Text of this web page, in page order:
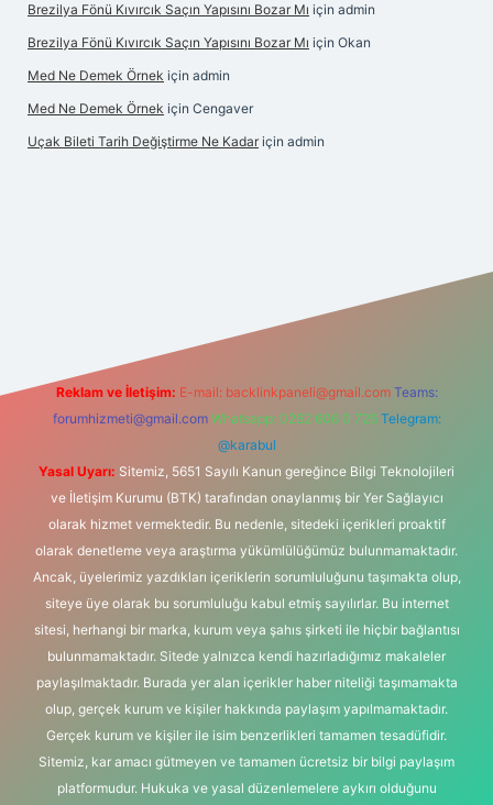
Brezilya Fönü Kıvırcık Saçın Yapısını Bozar Mı için admin
Brezilya Fönü Kıvırcık Saçın Yapısını Bozar Mı için Okan
Med Ne Demek Örnek için admin
Med Ne Demek Örnek için Cengaver
Uçak Bileti Tarih Değiştirme Ne Kadar için admin
Reklam ve İletişim: E-mail: backlinkpaneli@gmail.com Teams:
forumhizmeti@gmail.com Whatsapp: 0262 606 0 726 Telegram:
@karabul
Yasal Uyarı: Sitemiz, 5651 Sayılı Kanun gereğince Bilgi Teknolojileri
ve İletişim Kurumu (BTK) tarafından onaylanmış bir Yer Sağlayıcı
olarak hizmet vermektedir. Bu nedenle, sitedeki içerikleri proaktif
olarak denetleme veya araştırma yükümlülüğümüz bulunmamaktadır.
Ancak, üyelerimiz yazdıkları içeriklerin sorumluluğunu taşımakta olup,
siteye üye olarak bu sorumluluğu kabul etmiş sayılırlar. Bu internet
sitesi, herhangi bir marka, kurum veya şahıs şirketi ile hiçbir bağlantısı
bulunmamaktadır. Sitede yalnızca kendi hazırladığımız makaleler
paylaşılmaktadır. Burada yer alan içerikler haber niteliği taşımamakta
olup, gerçek kurum ve kişiler hakkında paylaşım yapılmamaktadır.
Gerçek kurum ve kişiler ile isim benzerlikleri tamamen tesadüfidir.
Sitemiz, kar amacı gütmeyen ve tamamen ücretsiz bir bilgi paylaşım
platformudur. Hukuka ve yasal düzenlemelere aykırı olduğunu